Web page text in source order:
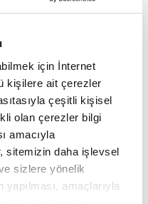
için İnternet
kişilere ait çerezler
çeşitli kişisel
olan çerezler bilgi
amacıyla
sitemizin daha işlevsel
sizlere yönelik
amaçlarıyla
göç olmakla birlikte
(SAV) ile Mekke'den